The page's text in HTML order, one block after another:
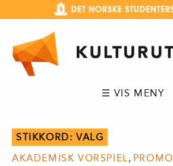
innhold
☰ VIS MENY
STIKKORD: VALG
AKADEMISK VORSPIEL, PROMO